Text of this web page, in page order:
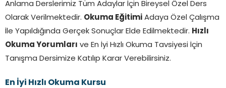
Anlama Derslerimiz Tüm Adaylar İçin Bireysel Özel Ders
Olarak Verilmektedir. Okuma Eğitimi Adaya Özel Çalışma
İle Yapıldığında Gerçek Sonuçlar Elde Edilmektedir. Hızlı
Okuma Yorumları ve En İyi Hızlı Okuma Tavsiyesi İçin
Tanışma Dersimize Katılıp Karar Verebilirsiniz.
En İyi Hızlı Okuma Kursu